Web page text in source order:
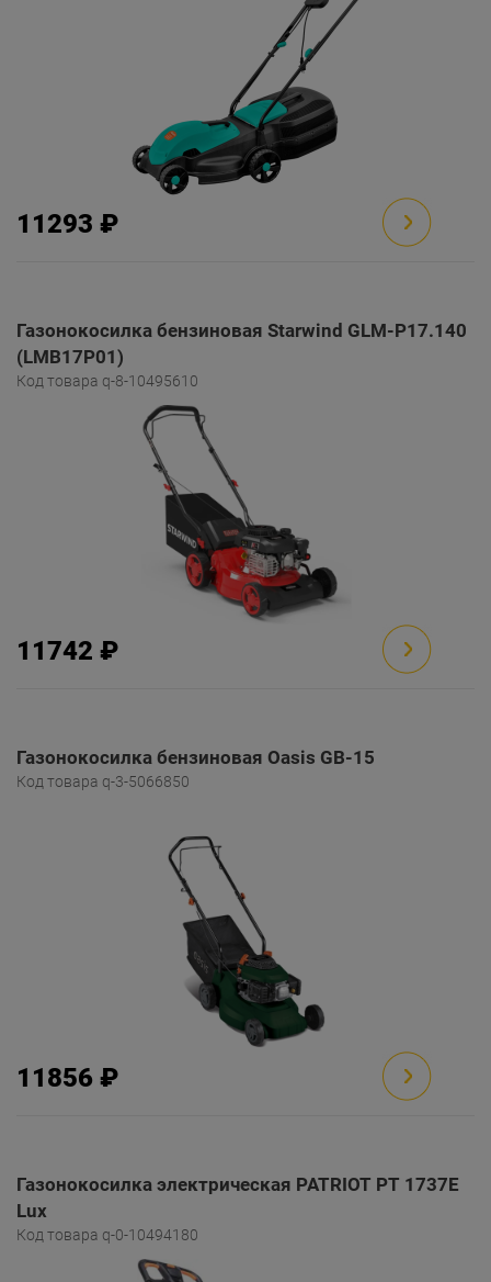
11293 ₽
Газонокосилка бензиновая Starwind GLM-P17.140
(LMB17P01)
Код товара q-8-10495610
11742 ₽
Газонокосилка бензиновая Oasis GB-15
Код товара q-3-5066850
11856 ₽
Газонокосилка электрическая PATRIOT PT 1737E
Lux
Код товара q-0-10494180